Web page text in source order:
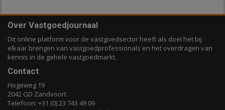
Over Vastgoedjournaal
Dit online platform voor de vastgoedsector heeft als doel het bij
elkaar brengen van vastgoedprofessionals en het overdragen van
kennis in de gehele vastgoedmarkt.
Contact
Hogeweg 19
2042 GD Zandvoort
Telefoon: +31 (0) 23 743 49 09